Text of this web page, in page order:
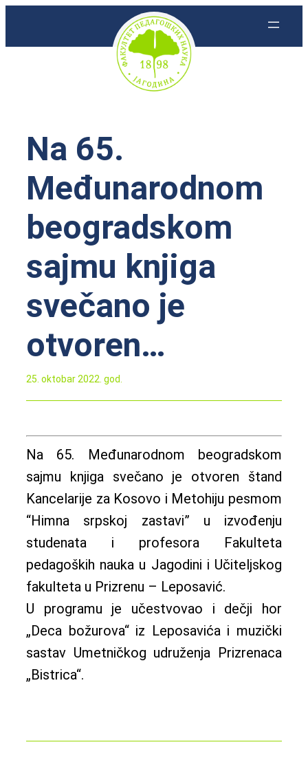
Na 65.
Međunarodnom
beogradskom
sajmu knjiga
svečano je
otvoren…
25. oktobar 2022. god.
Na 65. Međunarodnom beogradskom
sajmu knjiga svečano je otvoren štand
Kancelarije za Kosovo i Metohiju pesmom
“Himna srpskoj zastavi” u izvođenju
studenata i profesora Fakulteta
pedagoških nauka u Jagodini i Učiteljskog
fakulteta u Prizrenu – Leposavić.
U programu je učestvovao i dečji hor
„Deca božurova“ iz Leposavića i muzički
sastav Umetničkog udruženja Prizrenaca
„Bistrica“.